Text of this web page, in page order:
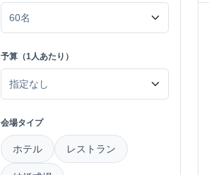
予算（1人あたり）
会場タイプ
ホテル レストラン